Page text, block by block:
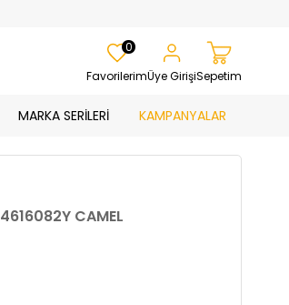
Favorilerim
0
Üye GirişiSepetim
MARKA SERİLERİ KAMPANYALAR
CAMEL